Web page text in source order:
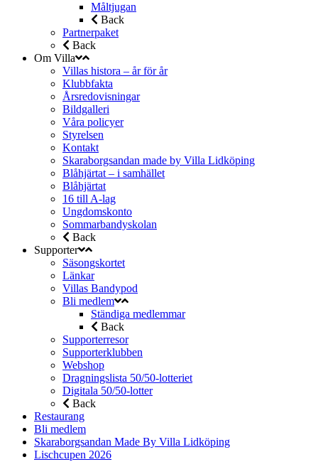
Måltjugan
Back
Partnerpaket
Back
Om Villa
Villas histora – år för år
Klubbfakta
Årsredovisningar
Bildgalleri
Våra policyer
Styrelsen
Kontakt
Skaraborgsandan made by Villa Lidköping
Blåhjärtat – i samhället
Blåhjärtat
16 till A-lag
Ungdomskonto
Sommarbandyskolan
Back
Supporter
Säsongskortet
Länkar
Villas Bandypod
Bli medlem
Ständiga medlemmar
Back
Supporterresor
Supporterklubben
Webshop
Dragningslista 50/50-lotteriet
Digitala 50/50-lotter
Back
Restaurang
Bli medlem
Skaraborgsandan Made By Villa Lidköping
Lischcupen 2026